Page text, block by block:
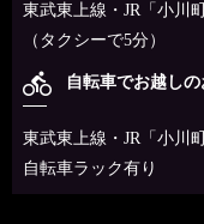
東武東上線・JR「小川
（タクシーで5分）
directions_bike 自転車でお越し
東武東上線・JR「小川
自転車ラック有り